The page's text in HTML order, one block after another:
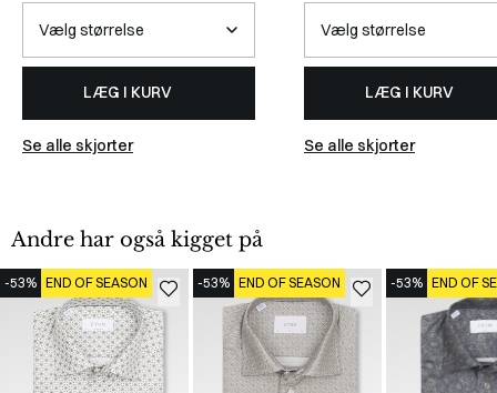
LÆG I KURV
Se alle skjorter
LÆG I KURV
Se alle skjorter
Andre har også kigget på
-53% END OF SEASON -53% END OF SEASON -53% END OF